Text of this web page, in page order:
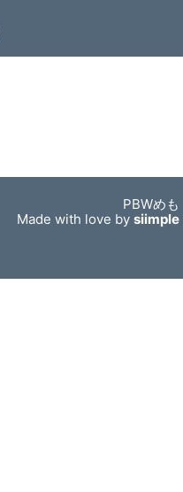
PBWめも
Made with love bysiimple